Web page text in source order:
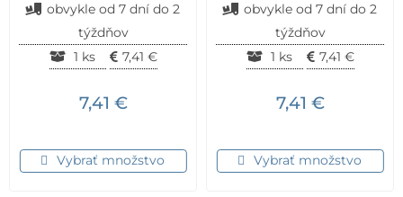
obvykle od 7 dní do 2
týždňov
1 ks
7,41 €
7,41 €
Vybrať množstvo
obvykle od 7 dní do 2
týždňov
1 ks
7,41 €
7,41 €
Vybrať množstvo